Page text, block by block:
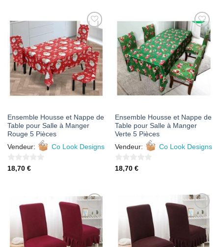
AJOUTER
À MES
FAVORIS
Ensemble Housse et Nappe de
Table pour Salle à Manger
Rouge 5 Pièces
Vendeur:
Co Look Designs
0
18,70 €
AJOUTER
À MES
FAVORIS
Ensemble Housse et Nappe de
Table pour Salle à Manger
Verte 5 Pièces
Vendeur:
Co Look Designs
0
18,70 €
AJOUTER
À MES
FAVORIS
AJOUTER
À MES
FAVORIS